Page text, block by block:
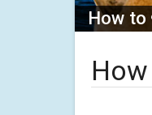
How to